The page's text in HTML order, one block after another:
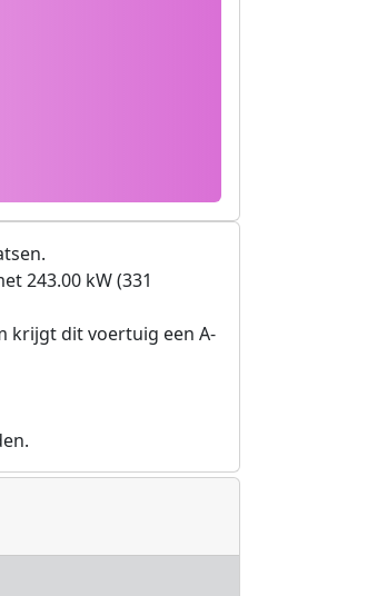
243.00 kW (331
krijgt dit voertuig een A-